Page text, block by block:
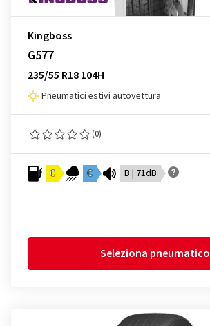
Kingboss
G577
235/55 R18 104H
Pneumatici estivi autovettura
(0)
C C B | 71dB
Seleziona pneumatico